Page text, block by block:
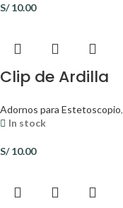
S/10.00
Clip de Ardilla
Adornos para Estetoscopio,
In stock
S/10.00